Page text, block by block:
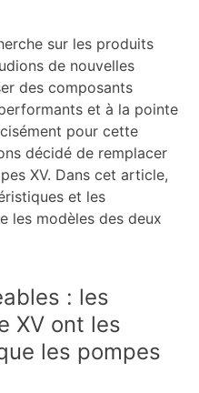
sur les produits
de nouvelles
des composants
et à la pointe
pour cette
décidé de remplacer
XV. Dans cet article,
et les
les modèles des deux
: les
XV ont les
les pompes